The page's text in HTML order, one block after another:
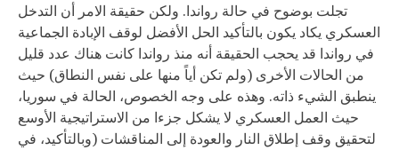
تجلت بوضوح في حالة رواندا. ولكن حقيقة الامر أن التدخل
العسكري يكاد يكون بالتأكيد الحل الأفضل لوقف الإبادة الجماعية
في رواندا قد يحجب الحقيقة أنه منذ رواندا كانت هناك عدد قليل
من الحالات الأخرى (ولم تكن أياً منها على نفس النطاق) حيث
ينطبق الشيء ذاته. وهذه على وجه الخصوص، الحالة في سوريا،
حيث العمل العسكري لا يشكل جزءا من الاستراتيجية الأوسع
لتحقيق وقف إطلاق النار والعودة إلى المناقشات (وبالتأكيد، في